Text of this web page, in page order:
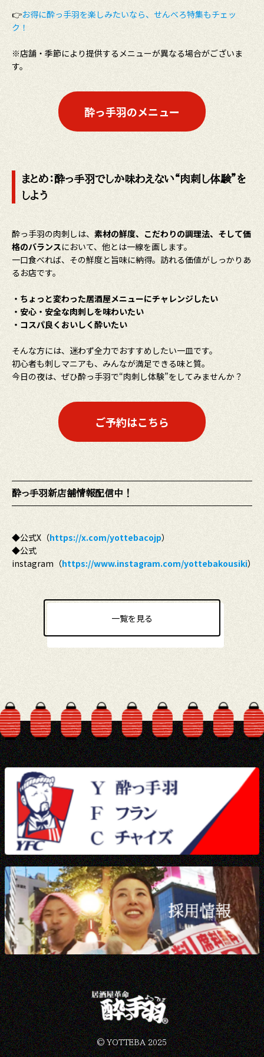
👉お得に酔っ手羽を楽しみたいなら、せんべろ特集もチェッ
ク！
※店舗・季節により提供するメニューが異なる場合がございま
す。
酔っ手羽のメニュー
まとめ：酔っ手羽でしか味わえない“肉刺し体験”を
しよう
酔っ手羽の肉刺しは、 素材の鮮度、こだわりの調理法、そして価
格のバランスにおいて、他とは一線を画します。
一口食べれば、その鮮度と旨味に納得。訪れる価値がしっかりあ
るお店です。
・ちょっと変わった居酒屋メニューにチャレンジしたい
・安心・安全な肉刺しを味わいたい
・コスパ良くおいしく酔いたい
そんな方には、迷わず全力でおすすめしたい一皿です。
初心者も刺しマニアも、みんなが満足できる味と質。
今日の夜は、ぜひ酔っ手羽で“肉刺し体験”をしてみませんか？
ご予約はこちら
酔っ手羽新店舗情報配信中！
◆公式X（https://x.com/yottebacojp）
◆公式
instagram（https://www.instagram.com/yottebakousiki）
一覧を見る
©︎ YOTTEBA 2025